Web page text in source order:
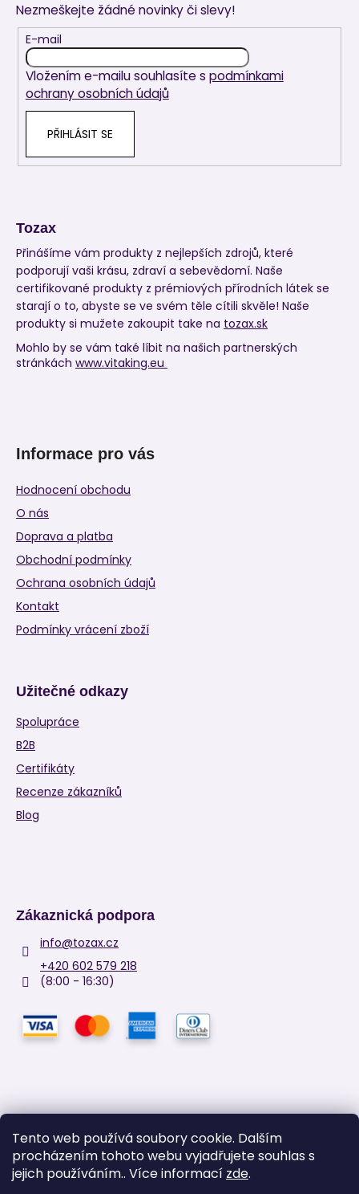
Tento web používá soubory cookie. Dalším
procházením tohoto webu vyjadřujete souhlas s
jejich používáním.. Více informací zde.
Nezmeškejte žádné novinky či slevy!
E-mail
Vložením e-mailu souhlasíte s podmínkami
ochrany osobních údajů
PŘIHLÁSIT SE
Tozax
Přinášíme vám produkty z nejlepších zdrojů, které
podporují vaši krásu, zdraví a sebevědomí. Naše
certifikované produkty z prémiových přírodních látek se
starají o to, abyste se ve svém těle cítili skvěle! Naše
produkty si mužete zakoupit take na tozax.sk
Mohlo by se vám také líbit na našich partnerských
stránkách www.vitaking.eu
Informace pro vás
Hodnocení obchodu
O nás
Doprava a platba
Obchodní podmínky
Ochrana osobních údajů
Kontakt
Podmínky vrácení zboží
Užitečné odkazy
Spolupráce
B2B
Certifikáty
Recenze zákazníků
Blog
Zákaznická podpora
info@tozax.cz
+420 602 579 218
(8:00 - 16:30)
Facebook